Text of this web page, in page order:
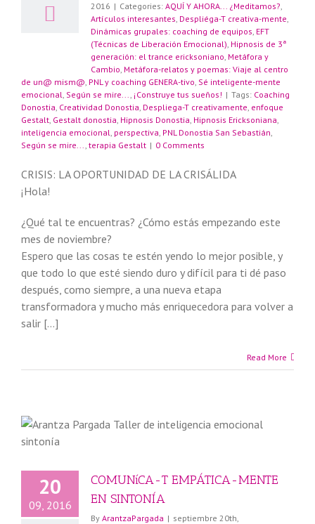
2016 | Categories: AQUÍ Y AHORA... ¿Meditamos?,
Artículos interesantes, Despliéga-T creativa-mente,
Dinámicas grupales: coaching de equipos, EFT
(Técnicas de Liberación Emocional), Hipnosis de 3ª
generación: el trance ericksoniano, Metáfora y
Cambio, Metáfora-relatos y poemas: Viaje al centro
de un@ mism@, PNL y coaching GENERA-tivo, Sé inteligente-mente
emocional, Según se mire..., ¡Construye tus sueños! | Tags: Coaching
Donostia, Creatividad Donostia, Despliega-T creativamente, enfoque
Gestalt, Gestalt donostia, Hipnosis Donostia, Hipnosis Ericksoniana,
inteligencia emocional, perspectiva, PNL Donostia San Sebastián,
Según se mire..., terapia Gestalt | 0 Comments
CRISIS: LA OPORTUNIDAD DE LA CRISÁLIDA
¡Hola!
¿Qué tal te encuentras? ¿Cómo estás empezando este
mes de noviembre?
Espero que las cosas te estén yendo lo mejor posible, y
que todo lo que esté siendo duro y difícil para ti dé paso
después, como siempre, a una nueva etapa
transformadora y mucho más enriquecedora para volver a
salir […]
Read More
20
09, 2016
COMUNíCA-T EMPÁTICA-MENTE
EN SINTONÍA
By ArantzaPargada | septiembre 20th,